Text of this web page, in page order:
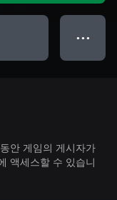
● ● ●
안 게임의 게시자가
액세스할 수 있습니